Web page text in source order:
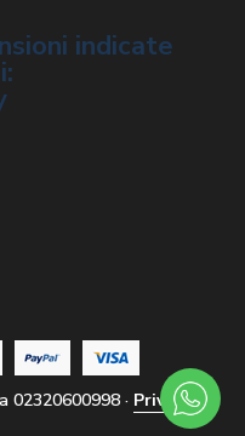
indicate
02320600998 · Privacy